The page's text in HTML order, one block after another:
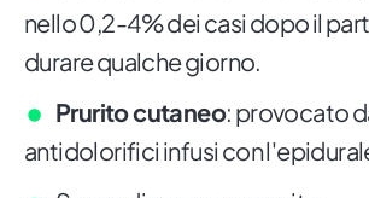
nello 0,2-4% dei casi dopo il
durare qualche giorno.
Prurito cutaneo: provocato
antidolorifici infusi con